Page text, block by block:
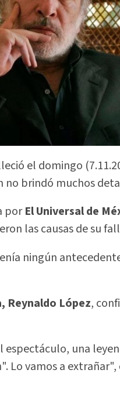
el domingo
no brindó muchos
porEl Universal de
las causas de su
ningún
Reynaldo López,
una
Lo vamos a extrañar",